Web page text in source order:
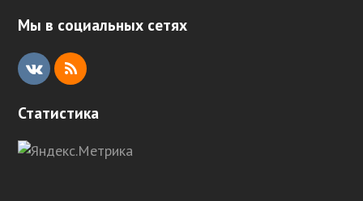
Мы в социальных сетях
V
R
Статистика